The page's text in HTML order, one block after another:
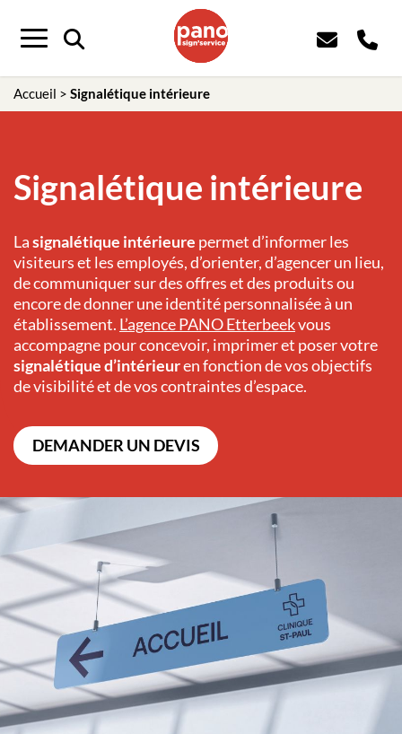
Menu
Accueil > Signalétique intérieure
Signalétique intérieure
Lasignalétique intérieure permet d’informer les
visiteurs et les employés, d’orienter, d’agencer un lieu,
de communiquer sur des offres et des produits ou
encore de donner une identité personnalisée à un
établissement. L’agence PANOEtterbeekvous
accompagne pour concevoir, imprimer et poser votre
signalétique d’intérieuren fonction de vos objectifs
de visibilité et de vos contraintes d’espace.
DEMANDER UN DEVIS